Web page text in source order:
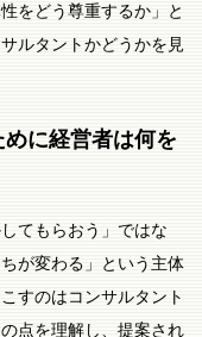
をどう尊重するか」と
ルタントかどうかを見
に経営者は何を
てもらおう」ではな
が変わる」という主体
すのはコンサルタント
点を理解し、提案され